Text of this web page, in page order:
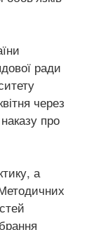
ради
через
про
а